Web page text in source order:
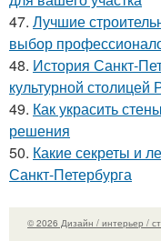
47. Лучшие
выбор
48. История Санкт-
культурной столицей
49. Как украсить
решения
50. Какие секреты и
Санкт-Петербурга
© 2026 Дизайн / интерьер /